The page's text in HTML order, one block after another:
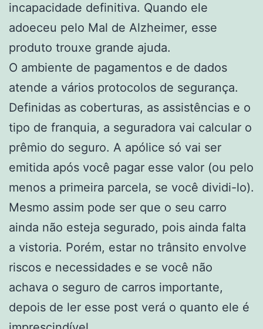
incapacidade definitiva. Quando ele
adoeceu pelo Mal de Alzheimer, esse
produto trouxe grande ajuda.
O ambiente de pagamentos e de dados
atende a vários protocolos de segurança.
Definidas as coberturas, as assistências e o
tipo de franquia, a seguradora vai calcular o
prêmio do seguro. A apólice só vai ser
emitida após você pagar esse valor (ou pelo
menos a primeira parcela, se você dividi-lo).
Mesmo assim pode ser que o seu carro
ainda não esteja segurado, pois ainda falta
a vistoria. Porém, estar no trânsito envolve
riscos e necessidades e se você não
achava o seguro de carros importante,
depois de ler esse post verá o quanto ele é